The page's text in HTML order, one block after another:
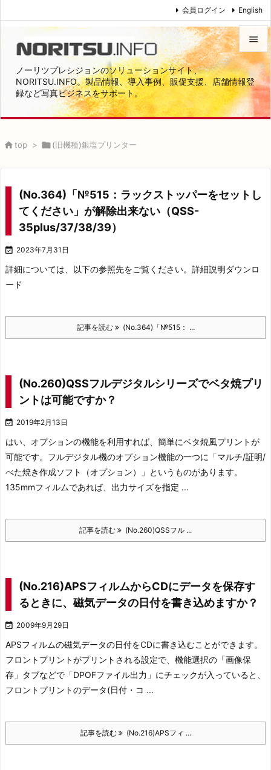
ノーリツプレシジョンのソリューションサイト、
NORITSU.INFO。製品情報、導入事例、販促支援、店舗情報登
録など写真ビジネスをサポート。


メニュ

サイド
次へ

検索
会員ログイン English
top > (旧機種)銀塩プリンター
(No.364)「№515：ラックストッパーをセットし
てください」が解除出来ない（QSS-
35plus/37/38/39）
 2023年7月31日
詳細については、以下の参照先をご覧ください。 詳細説明ダウンロ
ード
記事を読む (No.364)「№515： ...
(No.260)QSSフルデジタルシリーズでベタ焼プリ
ントは可能ですか？
 2019年2月13日
はい、オプションの機能を利用すれば、簡単にベタ焼風プリントが
可能です。フルデジタル機のオプション機能の一つに「マルチ/証明/
べた焼き作成ソフト（オプション）」というものがあります。
135mmフィルムであれば、出力サイズを指定 ...
記事を読む (No.260)QSSフル ...
(No.216)APSフィルムからCDにデータを保存す
るときに、磁気データの日付を書き込めますか？
 2009年9月29日
APSフィルムの磁気データの日付をCDに書き込むことができます。
フロントプリントがプリントされる設定で、機能選択の「画像保
存」タブなどで「DPOFファイル出力」にチェックが入っていると、
フロントプリントのデータ(日付・コ ...
記事を読む (No.216)APSフィ ...